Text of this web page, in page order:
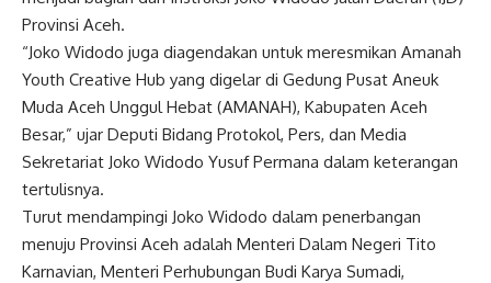
Provinsi Aceh.
“Joko Widodo juga diagendakan untuk meresmikan Amanah
Youth Creative Hub yang digelar di Gedung Pusat Aneuk
Muda Aceh Unggul Hebat (AMANAH), Kabupaten Aceh
Besar,” ujar Deputi Bidang Protokol, Pers, dan Media
Sekretariat Joko Widodo Yusuf Permana dalam keterangan
tertulisnya.
Turut mendampingi Joko Widodo dalam penerbangan
menuju Provinsi Aceh adalah Menteri Dalam Negeri Tito
Karnavian, Menteri Perhubungan Budi Karya Sumadi,